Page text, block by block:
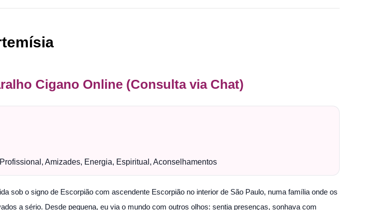
Cigano Online (Consulta via Chat)
Amizades, Energia, Espiritual, Aconselhamentos
sob o signo de Escorpião com ascendente Escorpião no interior de São Paulo, numa família onde os
a sério. Desde pequena, eu via o mundo com outros olhos: sentia presenças, sonhava com